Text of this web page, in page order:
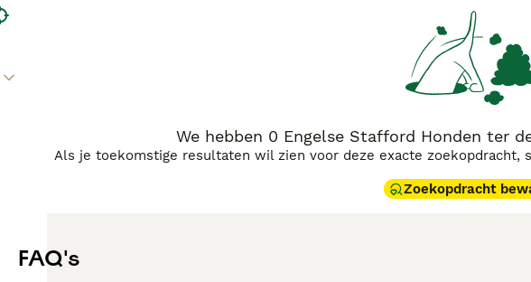
voor informatie over dit hondenras.
We hebben 0 Engelse Stafford Honden ter
Als je toekomstige resultaten wil zien voor deze exacte zoekopdracht,
Zoekopdracht
FAQ's